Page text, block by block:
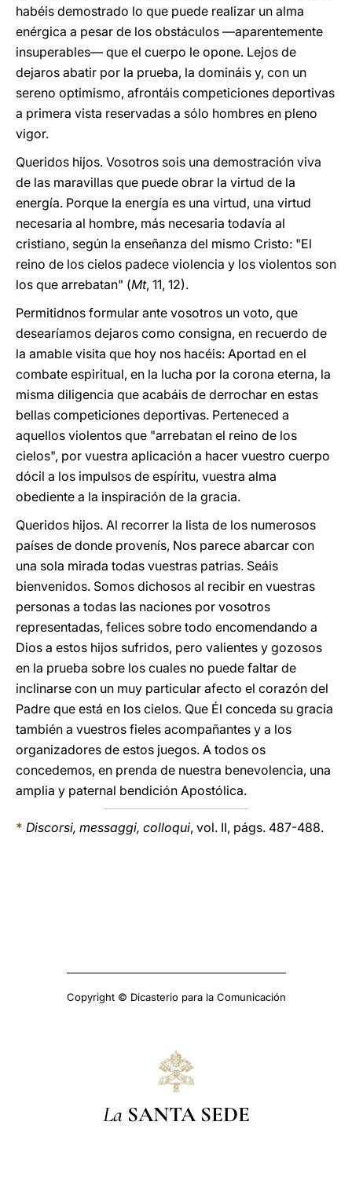
habéis demostrado lo que puede realizar un alma
enérgica a pesar de los obstáculos —aparentemente
insuperables— que el cuerpo le opone. Lejos de
dejaros abatir por la prueba, la domináis y, con un
sereno optimismo, afrontáis competiciones deportivas
a primera vista reservadas a sólo hombres en pleno
vigor.
Queridos hijos. Vosotros sois una demostración viva
de las maravillas que puede obrar la virtud de la
energía. Porque la energía es una virtud, una virtud
necesaria al hombre, más necesaria todavía al
cristiano, según la enseñanza del mismo Cristo: "El
reino de los cielos padece violencia y los violentos son
los que arrebatan" (Mt, 11, 12).
Permitidnos formular ante vosotros un voto, que
desearíamos dejaros como consigna, en recuerdo de
la amable visita que hoy nos hacéis: Aportad en el
combate espiritual, en la lucha por la corona eterna, la
misma diligencia que acabáis de derrochar en estas
bellas competiciones deportivas. Perteneced a
aquellos violentos que "arrebatan el reino de los
cielos", por vuestra aplicación a hacer vuestro cuerpo
dócil a los impulsos de espíritu, vuestra alma
obediente a la inspiración de la gracia.
Queridos hijos. Al recorrer la lista de los numerosos
países de donde provenís, Nos parece abarcar con
una sola mirada todas vuestras patrias. Seáis
bienvenidos. Somos dichosos al recibir en vuestras
personas a todas las naciones por vosotros
representadas, felices sobre todo encomendando a
Dios a estos hijos sufridos, pero valientes y gozosos
en la prueba sobre los cuales no puede faltar de
inclinarse con un muy particular afecto el corazón del
Padre que está en los cielos. Que Él conceda su gracia
también a vuestros fieles acompañantes y a los
organizadores de estos juegos. A todos os
concedemos, en prenda de nuestra benevolencia, una
amplia y paternal bendición Apostólica.
* Discorsi, messaggi, colloqui, vol. II, págs. 487-488.
Copyright © Dicasterio para la Comunicación
La SANTA SEDE